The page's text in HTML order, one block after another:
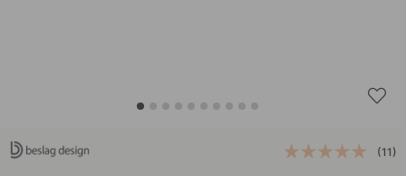
(11)